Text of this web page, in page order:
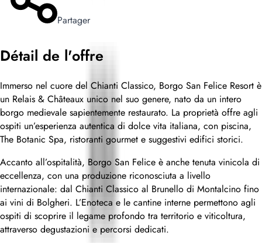
Partager
Détail de l'offre
Immerso nel cuore del Chianti Classico, Borgo San Felice Resort è
un Relais & Châteaux unico nel suo genere, nato da un intero
borgo medievale sapientemente restaurato. La proprietà offre agli
ospiti un’esperienza autentica di dolce vita italiana, con piscina,
The Botanic Spa, ristoranti gourmet e suggestivi edifici storici.
Accanto all’ospitalità, Borgo San Felice è anche tenuta vinicola di
eccellenza, con una produzione riconosciuta a livello
internazionale: dal Chianti Classico al Brunello di Montalcino fino
ai vini di Bolgheri. L’Enoteca e le cantine interne permettono agli
ospiti di scoprire il legame profondo tra territorio e viticoltura,
attraverso degustazioni e percorsi dedicati.